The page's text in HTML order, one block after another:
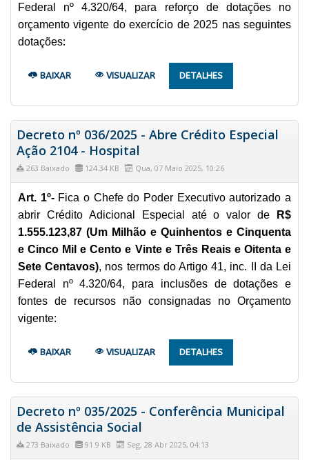
Federal nº 4.320/64, para reforço de dotações no
orçamento vigente do exercício de 2025 nas seguintes
dotações:
BAIXAR VISUALIZAR DETALHES
Decreto nº 036/2025 - Abre Crédito Especial
Ação 2104 - Hospital
263 Baixado 124.34 KB Qua, 07 Maio 2025, 10:26
Art. 1º- Fica o Chefe do Poder Executivo autorizado a
abrir Crédito Adicional Especial até o valor de
R$
1.555.123,87 (Um Milhão e Quinhentos e Cinquenta
e Cinco Mil e Cento e Vinte e Três Reais e Oitenta e
Sete Centavos), nos termos do Artigo 41, inc. II da Lei
Federal nº 4.320/64, para inclusões de dotações e
fontes de recursos não consignadas no Orçamento
vigente:
BAIXAR VISUALIZAR DETALHES
Decreto nº 035/2025 - Conferência Municipal
de Assistência Social
273 Baixado 91.9 KB Seg, 28 Abr 2025, 04:13